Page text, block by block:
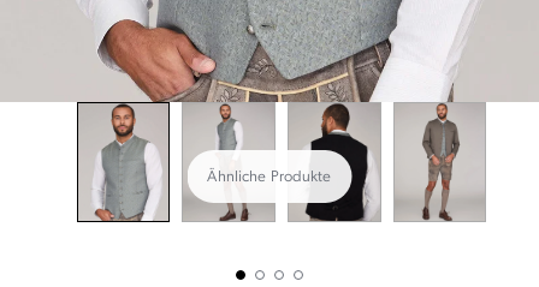
Ähnliche Produkte